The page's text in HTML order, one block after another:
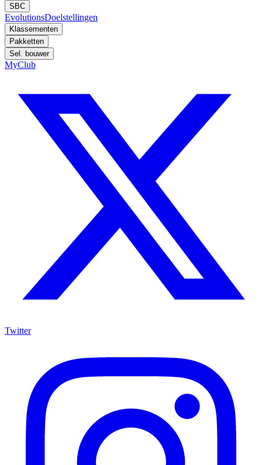
SBC
EvolutionsDoelstellingen
Klassementen
Pakketten
Sel. bouwer
MyClub
Twitter